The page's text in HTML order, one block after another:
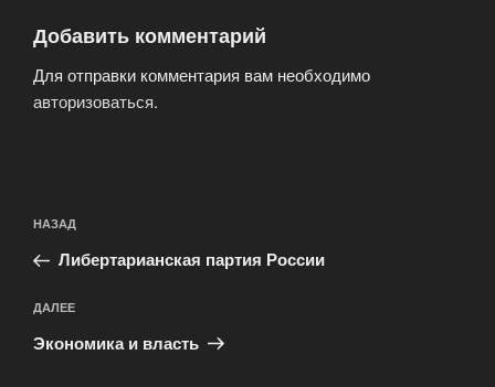
Добавить комментарий
Для отправки комментария вам необходимо
авторизоваться.
по
записям
Предыдущая
запись:
НАЗАД
Либертарианская партия России
Следующая
запись
ДАЛЕЕ
Экономика и власть